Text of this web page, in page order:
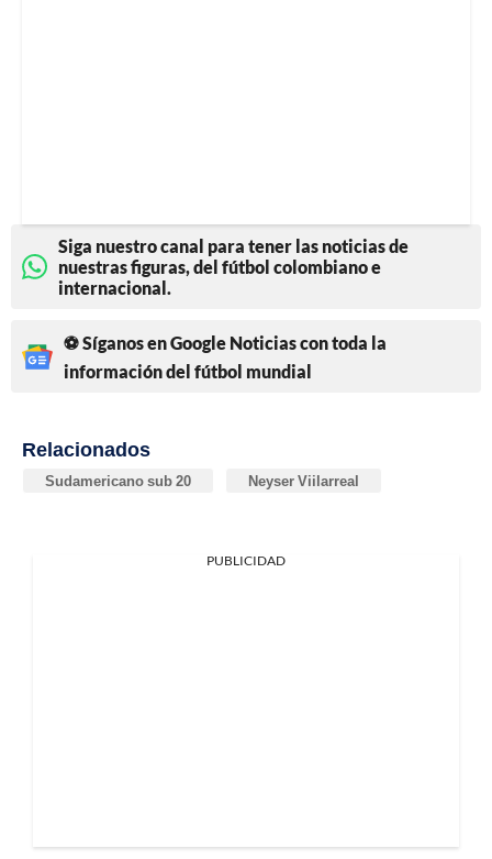
Siga nuestro canal para tener las noticias de
nuestras figuras, del fútbol colombiano e
internacional.
⚽ Síganos en Google Noticias con toda la
información del fútbol mundial
Relacionados
Sudamericano sub 20 Neyser Viilarreal
PUBLICIDAD